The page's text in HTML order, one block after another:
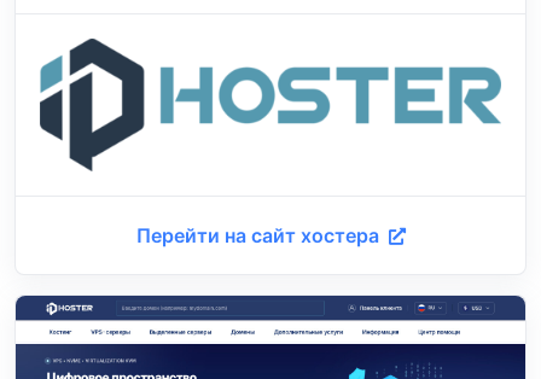
Перейти на сайт хостера